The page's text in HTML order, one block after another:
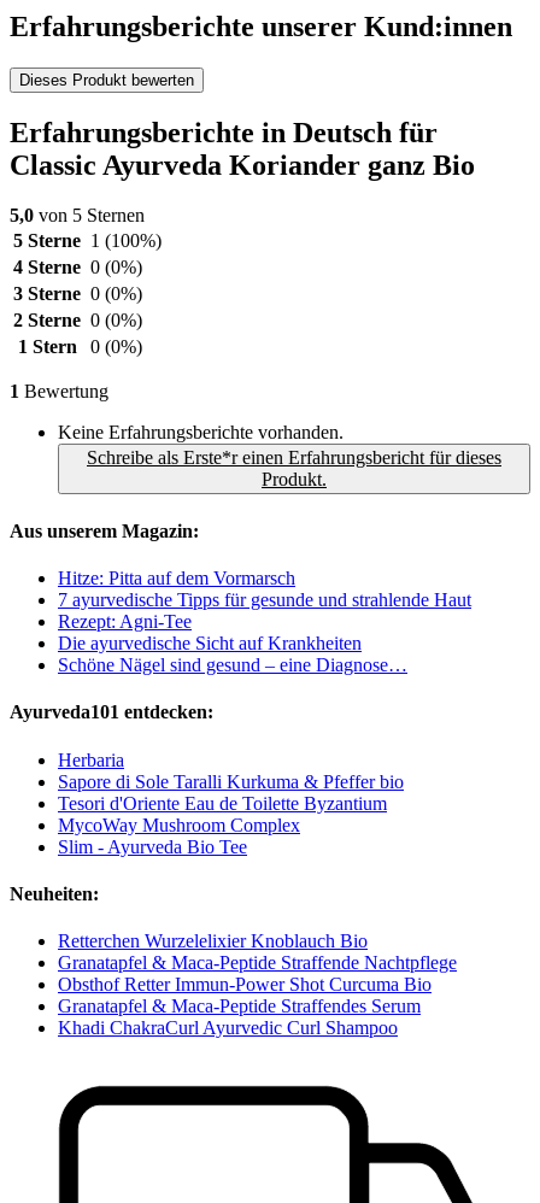
Erfahrungsberichte unserer Kund:innen
Dieses Produkt bewerten
Erfahrungsberichte in Deutsch für
Classic Ayurveda Koriander ganz Bio
5,0 von 5 Sternen
5 Sterne 1 (100%)
4 Sterne 0 (0%)
3 Sterne 0 (0%)
2 Sterne 0 (0%)
1 Stern
0 (0%)
1 Bewertung
Keine Erfahrungsberichte vorhanden.
Schreibe als Erste*r einen Erfahrungsbericht für dieses
Produkt.
Aus unserem Magazin:
Hitze: Pitta auf dem Vormarsch
7 ayurvedische Tipps für gesunde und strahlende Haut
Rezept: Agni-Tee
Die ayurvedische Sicht auf Krankheiten
Schöne Nägel sind gesund – eine Diagnose…
Ayurveda101 entdecken:
Herbaria
Sapore di Sole Taralli Kurkuma & Pfeffer bio
Tesori d'Oriente Eau de Toilette Byzantium
MycoWay Mushroom Complex
Slim - Ayurveda Bio Tee
Neuheiten:
Retterchen Wurzelelixier Knoblauch Bio
Granatapfel & Maca-Peptide Straffende Nachtpflege
Obsthof Retter Immun-Power Shot Curcuma Bio
Granatapfel & Maca-Peptide Straffendes Serum
Khadi ChakraCurl Ayurvedic Curl Shampoo